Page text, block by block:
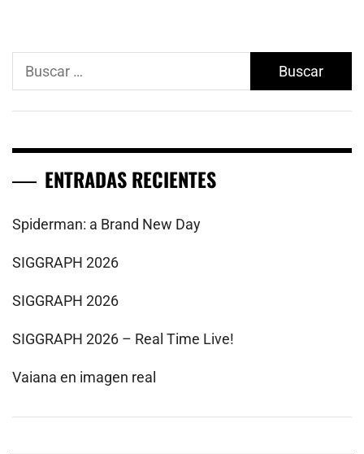
Buscar:
ENTRADAS RECIENTES
Spiderman: a Brand New Day
SIGGRAPH 2026
SIGGRAPH 2026
SIGGRAPH 2026 – Real Time Live!
Vaiana en imagen real